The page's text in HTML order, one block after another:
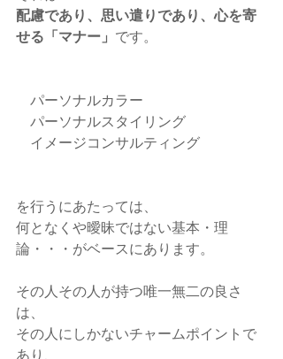
配慮であり、思い遣りであり、心を寄
せる「マナー」 です。
パーソナルカラー
パーソナルスタイリング
イメージコンサルティング
を行うにあたっては、
何となくや曖昧ではない基本・理
論・・・がベースにあります。
その人その人が持つ唯一無二の良さ
は、
その人にしかないチャームポイントで
あり、